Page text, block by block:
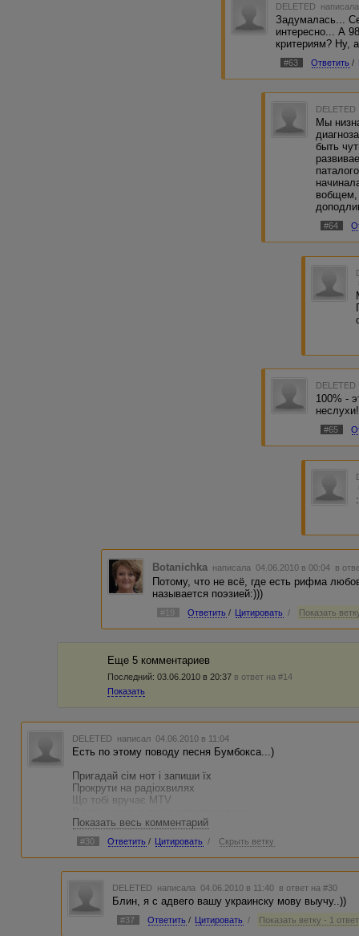
DELETED
Задумалась...
интересно... А
критериям? Ну,
#63 Ответить /
DELETED
Мы
быть
вобщем,
#64
DELETED
100% -
неслухи!
#65
Botanichka написала 04.06.2010 в 00:04 в
Потому, что не всё, где есть рифма
называется поэзией:)))
#19 Ответить / Цитировать / Показать
Еще 5 комментариев
Последний: 03.06.2010 в 20:37 в ответ на #14
Показать
DELETED написал 04.06.2010 в 11:04
Есть по этому поводу песня Бумбокса...)
Пригадай сім нот і запиши їх
Прокрути на радіохвилях
Що тобі вручає MTV
Показав тебе телеканал
Отже, ти напевно переміг
Завтра буде інший маргінал
І нам покажуть ЗМІ що він зміг
Сотні різних шляхів і конфесій
Тисячі атестатів на рік
Та не лишилося більше професій
Суперзірки всі – всі бунтарі
Показать весь комментарий
#30 Ответить / Цитировать / Скрыть ветку
DELETED написала 04.06.2010 в 11:40 в ответ на #30
Блин, я с адвего вашу украинску мову выучу..))
#37 Ответить / Цитировать / Показать ветку - 1 ответ